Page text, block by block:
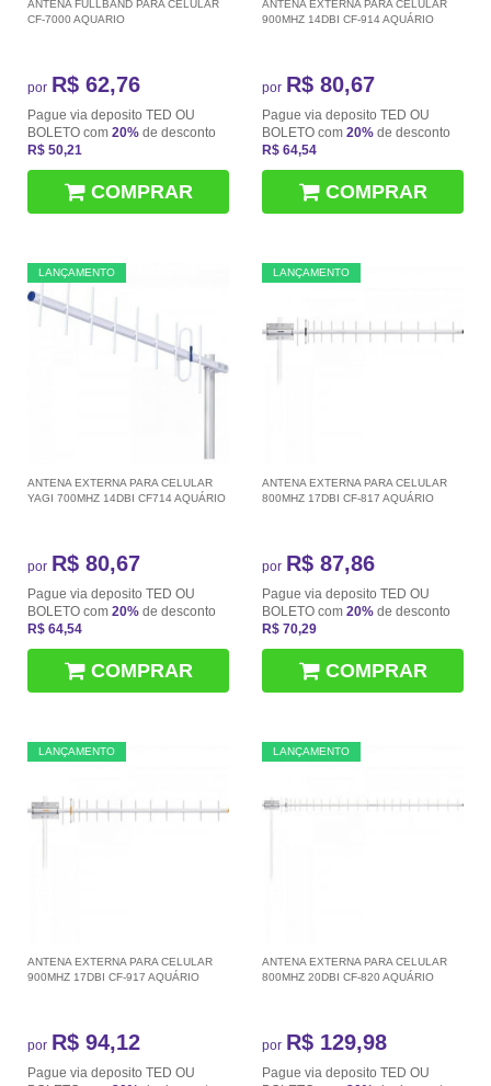
ANTENA FULLBAND PARA CELULAR
CF-7000 AQUARIO
por R$ 62,76
Pague via deposito TED OU
BOLETO com 20% de desconto
R$ 50,21
COMPRAR
ANTENA EXTERNA PARA CELULAR
900MHZ 14DBI CF-914 AQUÁRIO
por R$ 80,67
Pague via deposito TED OU
BOLETO com 20% de desconto
R$ 64,54
COMPRAR
LANÇAMENTO
ANTENA EXTERNA PARA CELULAR
YAGI 700MHZ 14DBI CF714 AQUÁRIO
por R$ 80,67
Pague via deposito TED OU
BOLETO com 20% de desconto
R$ 64,54
COMPRAR
LANÇAMENTO
ANTENA EXTERNA PARA CELULAR
800MHZ 17DBI CF-817 AQUÁRIO
por R$ 87,86
Pague via deposito TED OU
BOLETO com 20% de desconto
R$ 70,29
COMPRAR
LANÇAMENTO
ANTENA EXTERNA PARA CELULAR
900MHZ 17DBI CF-917 AQUÁRIO
por R$ 94,12
Pague via deposito TED OU
LANÇAMENTO
ANTENA EXTERNA PARA CELULAR
800MHZ 20DBI CF-820 AQUÁRIO
por R$ 129,98
Pague via deposito TED OU